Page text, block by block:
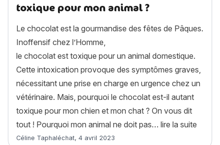
toxique pour mon animal ?
Le chocolat est la gourmandise des fêtes de Pâques.
Inoffensif chez l’Homme,
le chocolat est toxique pour un animal domestique.
Cette intoxication provoque des symptômes graves,
nécessitant une prise en charge en urgence chez un
vétérinaire. Mais, pourquoi le chocolat est-il autant
toxique pour mon chien et mon chat ? On vous dit
tout ! Pourquoi mon animal ne doit pas… lire la suite
Article rédigé par
Céline Taphaléchat, 4 avril 2023